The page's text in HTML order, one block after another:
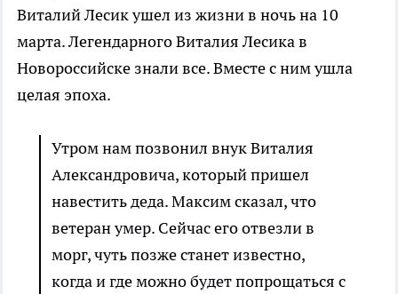
Виталий Лесик ушел из жизни в ночь на 10
марта. Легендарного Виталия Лесика в
Новороссийске знали все. Вместе с ним ушла
целая эпоха.
Утром нам позвонил внук Виталия
Александровича, который пришел
навестить деда. Максим сказал, что
ветеран умер. Сейчас его отвезли в
морг, чуть позже станет известно,
когда и где можно будет попрощаться с